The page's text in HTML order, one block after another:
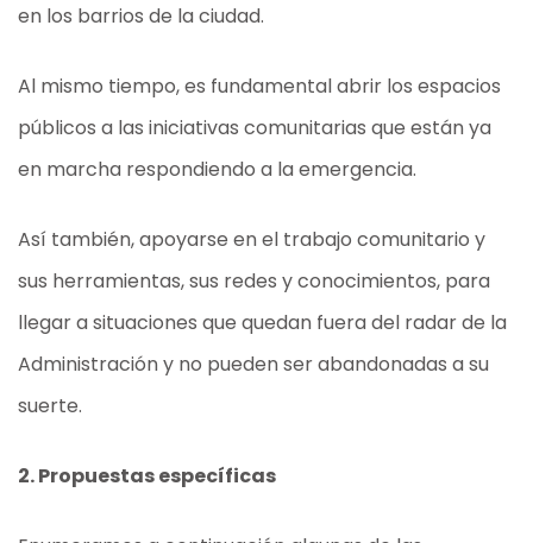
en los barrios de la ciudad.
Al mismo tiempo, es fundamental abrir los espacios
públicos a las iniciativas comunitarias que están ya
en marcha respondiendo a la emergencia.
Así también, apoyarse en el trabajo comunitario y
sus herramientas, sus redes y conocimientos, para
llegar a situaciones que quedan fuera del radar de la
Administración y no pueden ser abandonadas a su
suerte.
2. Propuestas específicas